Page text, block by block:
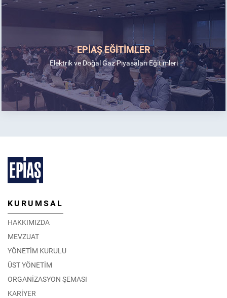
EPİAŞ EĞİTİMLER
Elektrik ve Doğal Gaz Piyasaları Eğitimleri
KURUMSAL
HAKKIMIZDA
MEVZUAT
YÖNETİM KURULU
ÜST YÖNETİM
ORGANİZASYON ŞEMASI
KARİYER